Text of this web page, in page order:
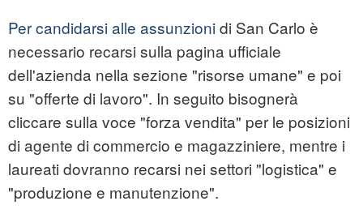
Per candidarsi alle assunzionidi San Carlo è
necessario recarsi sulla pagina ufficiale
dell'azienda nella sezione "risorse umane" e poi
su "offerte di lavoro". In seguito bisognerà
cliccare sulla voce "forza vendita" per le posizioni
di agente di commercio e magazziniere, mentre i
laureati dovranno recarsi nei settori "logistica" e
"produzione e manutenzione".